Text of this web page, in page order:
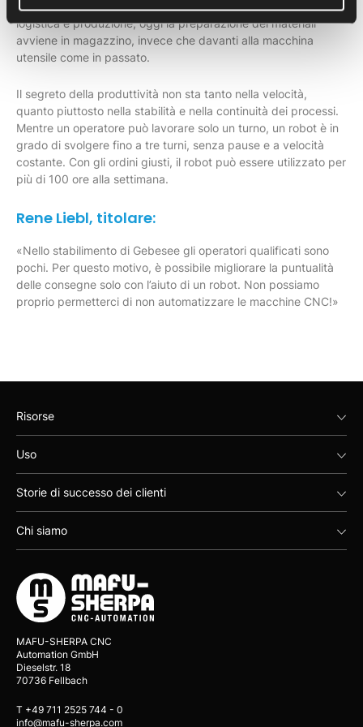
macchine, ma dai magazzinieri. Grazie alla separazione tra
logistica e produzione, oggi la preparazione dei materiali
avviene in magazzino, invece che davanti alla macchina
utensile come in passato.
Il segreto della produttività non sta tanto nella velocità,
quanto piuttosto nella stabilità e nella continuità dei processi.
Mentre un operatore può lavorare solo un turno, un robot è in
grado di svolgere fino a tre turni, senza pause e a velocità
costante. Con gli ordini giusti, il robot può essere utilizzato per
più di 100 ore alla settimana.
Rene Liebl, titolare:
«Nello stabilimento di Gebesee gli operatori qualificati sono
pochi. Per questo motivo, è possibile migliorare la puntualità
delle consegne solo con l’aiuto di un robot. Non possiamo
proprio permetterci di non automatizzare le macchine CNC!»
Risorse
Uso
Storie di successo dei clienti
Chi siamo
MAFU-SHERPA CNC
Automation GmbH
Dieselstr. 18
70736 Fellbach
T +49 711 2525 744 - 0
info@mafu-sherpa.com